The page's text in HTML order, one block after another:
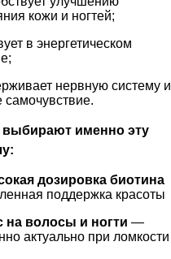
кожи и ногтей;
в энергетическом
нервную систему и
выбирают именно эту
дозировка биотина
поддержка красоты
на волосы и ногти —
актуально при ломкости